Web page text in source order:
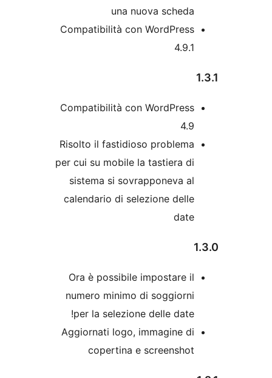
una nuova
Compatibilità con
Compatibilità con
Risolto il fastidioso
per cui su mobile la tastiera
sistema si sovrapponeva
calendario di selezione
Ora è possibile impostare
numero minimo di
per la selezione delle
Aggiornati logo, immagine
copertina e